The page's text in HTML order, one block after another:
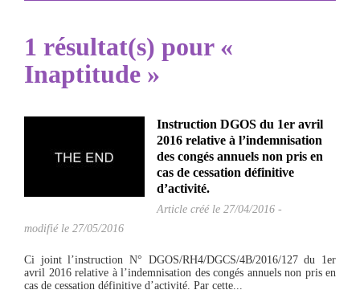
1 résultat(s) pour «
Inaptitude »
Instruction DGOS du 1er avril
2016 relative à l’indemnisation
des congés annuels non pris en
cas de cessation définitive
d’activité.
Article créé le 27/04/2016 -
modifié le 27/05/2016
Ci joint l’instruction N° DGOS/RH4/DGCS/4B/2016/127 du 1er
avril 2016 relative à l’indemnisation des congés annuels non pris en
cas de cessation définitive d’activité. Par cette...